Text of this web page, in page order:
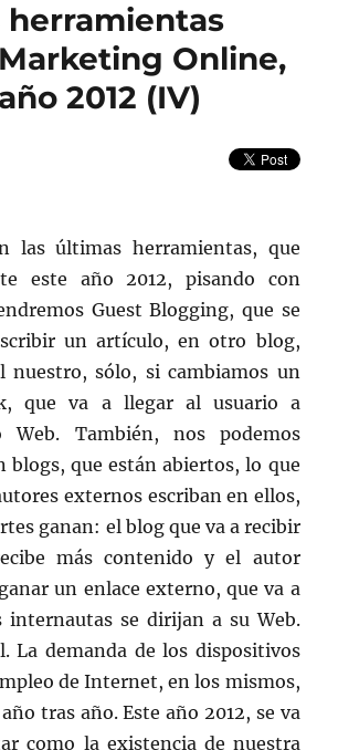
para
publicidad
de
las
marcas
herramientas
Online,
2012 (IV)
las últimas herramientas, que
este año 2012, pisando con
Guest Blogging, que se
un artículo, en otro blog,
nuestro, sólo, si cambiamos un
que va a llegar al usuario a
Web. También, nos podemos
blogs, que están abiertos, lo que
externos escriban en ellos,
ganan: el blog que va a recibir
más contenido y el autor
un enlace externo, que va a
internautas se dirijan a su Web.
La demanda de los dispositivos
de Internet, en los mismos,
tras año. Este año 2012, se va
como la existencia de nuestra